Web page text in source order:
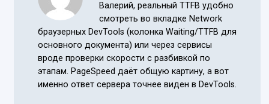
Валерий, реальный TTFB удобно
смотреть во вкладке Network
браузерных DevTools (колонка Waiting/TTFB для
основного документа) или через сервисы
вроде проверки скорости с разбивкой по
этапам. PageSpeed даёт общую картину, а вот
именно ответ сервера точнее виден в DevTools.